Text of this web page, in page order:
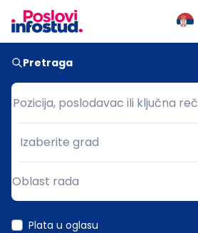
Pretraga
Pozicija, poslodavac ili ključna reč
Pozicija, poslodavac ili ključna reč
Grad
Izaberite grad
Oblast rada
Plata u oglasu